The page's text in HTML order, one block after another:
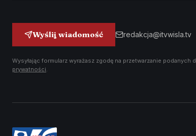
Wyślij wiadomość redakcja@itvwisla.tv
Wysyłając formularz wyrażasz zgodę na przetwarzanie
prywatności.